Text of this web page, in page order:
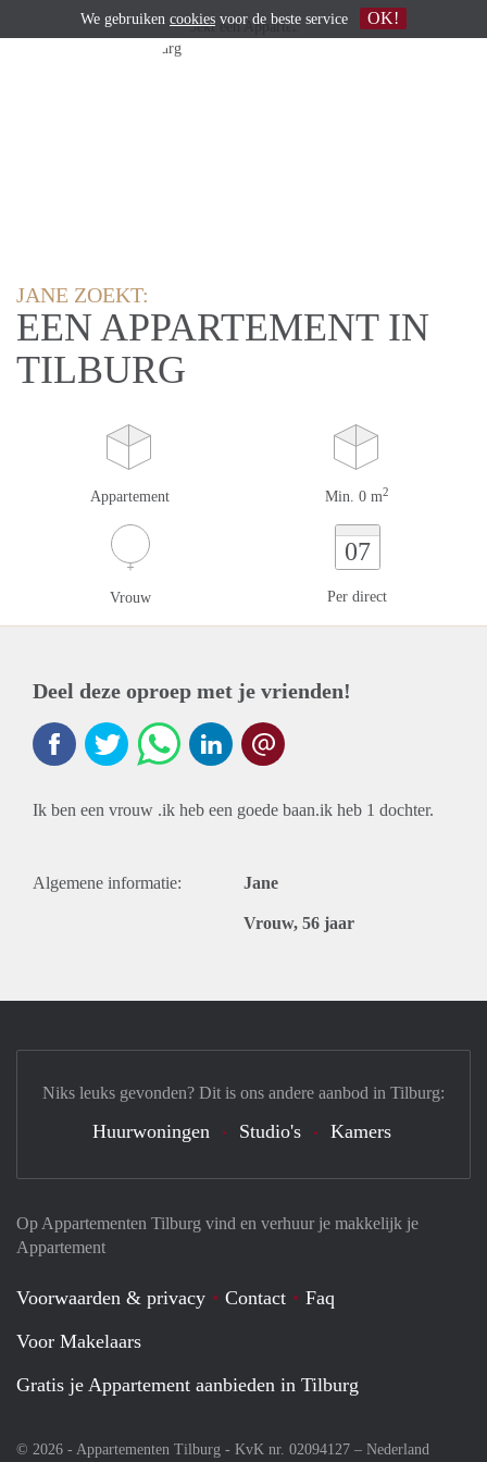
JANE ZOEKT:
EEN APPARTEMENT IN
TILBURG
Appartement Min. 0 m2
Vrouw
07
Per direct
Deel deze oproep met je vrienden!
Ik ben een vrouw .ik heb een goede baan.ik heb 1 dochter.
Algemene informatie: Jane
Vrouw, 56 jaar
Op Appartementen Tilburg vind en verhuur je makkelijk je
Appartement
Voorwaarden & privacy Contact
Faq
Voor Makelaars
Gratis je Appartement aanbieden in Tilburg
© 2026 - Appartementen Tilburg - KvK nr. 02094127 – Nederland
Niks leuks gevonden? Dit is ons andere aanbod in Tilburg:
Huurwoningen Studio's Kamers
We gebruiken cookies voor de beste service OK!